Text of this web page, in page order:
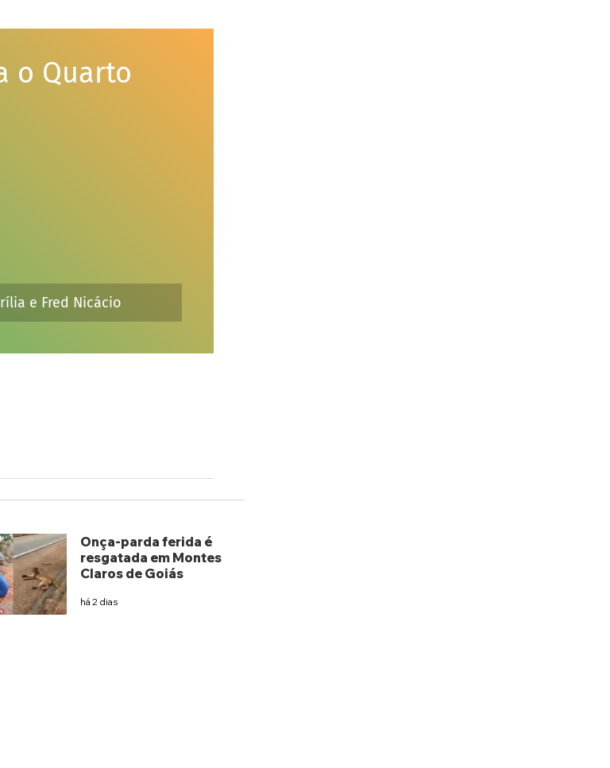
o Quarto
e Fred Nicácio
Onça-parda ferida é
resgatada em Montes
Claros de Goiás
há 2 dias